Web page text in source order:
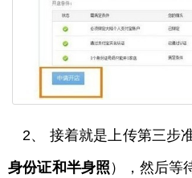
2、 接着就是上传第三步
身份证和半身照 ），然后等